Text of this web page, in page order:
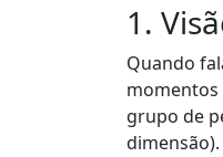
1.
Quando
grupo de
dimensão).